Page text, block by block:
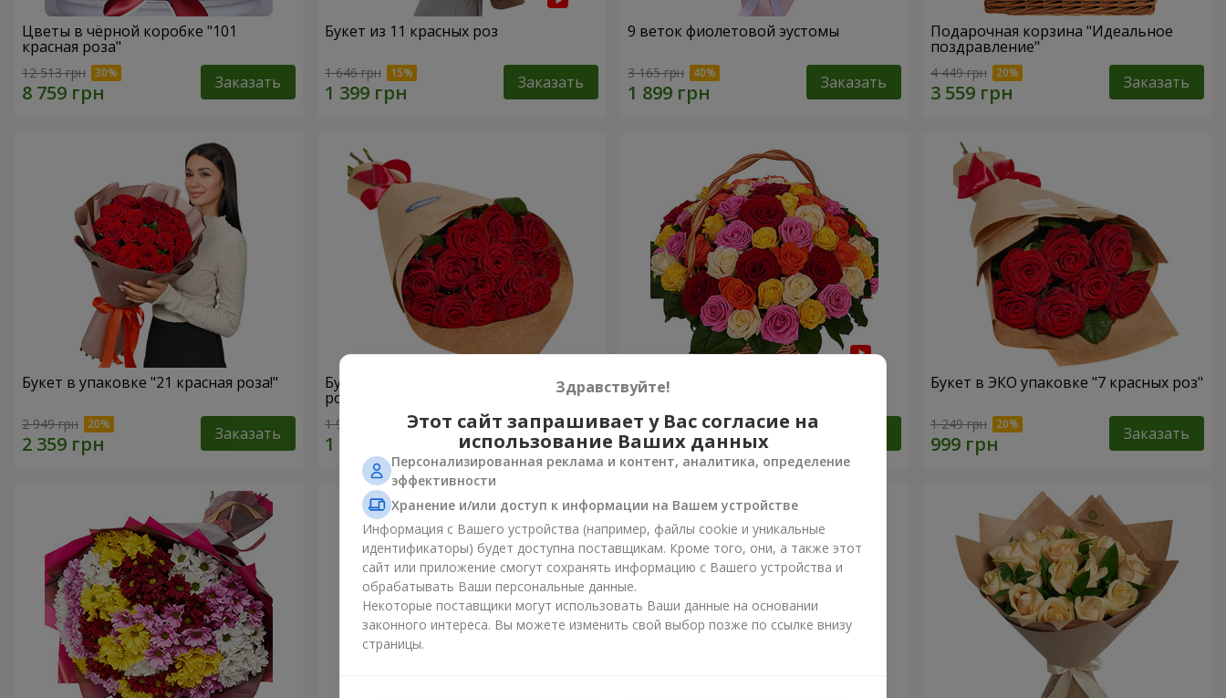
Цветы в чёрной коробке "101
красная роза"
12 513 грн Заказать
Букет из 11 красных роз
1 646 грн Заказать
9 веток фиолетовой эустомы
3 165 грн Заказать
Подарочная корзина "Идеальное
поздравление"
4 449 грн Заказать
Букет в упаковке "21 красная роза!"
2 949 грн Заказать
Букет в ЭКО упаковке "15 красных
роз"
1 952 грн Заказать
Корзина "51 разноцветная роза"
6 084 грн
Букет в ЭКО упаковке "7 красных роз"
1 249 грн Заказать
Здравствуйте!
Этот сайт запрашивает у Вас согласие на
использование Ваших данных
Персонализированная реклама и контент, аналитика, определение
эффективности
Хранение и/или доступ к информации на Вашем устройстве
Информация с Вашего устройства (например, файлы cookie и уникальные
идентификаторы) будет доступна поставщикам. Кроме того, они, а также этот
сайт или приложение смогут сохранять информацию с Вашего устройства и
обрабатывать Ваши персональные данные.
Некоторые поставщики могут использовать Ваши данные на основании
законного интереса. Вы можете изменить свой выбор позже по ссылке внизу
страницы.